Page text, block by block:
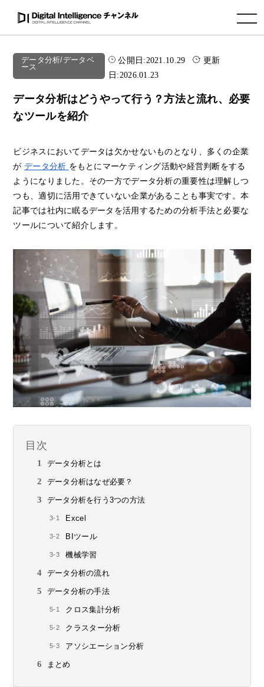
toggle navigation
データ分析/データベ
ース
公開日:2021.10.29
更新
日:2026.01.23
データ分析はどうやって行う？方法と流れ、必要
なツールを紹介
ビジネスにおいてデータは欠かせないものとなり、多くの企業
が データ分析 をもとにマーケティング活動や経営判断をする
ようになりました。その一方でデータ分析の重要性は理解しつ
つも、適切に活用できていない企業があることも事実です。本
記事では社内に眠るデータを活用するための分析手法と必要な
ツールについて紹介します。
目次
データ分析とは
データ分析はなぜ必要？
データ分析を行う3つの方法
Excel
BIツール
機械学習
データ分析の流れ
データ分析の手法
クロス集計分析
クラスター分析
アソシエーション分析
まとめ